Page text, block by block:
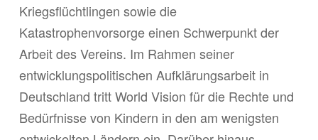
Kriegsflüchtlingen sowie die
Katastrophenvorsorge einen Schwerpunkt der
Arbeit des Vereins. Im Rahmen seiner
entwicklungspolitischen Aufklärungsarbeit in
Deutschland tritt World Vision für die Rechte und
Bedürfnisse von Kindern in den am wenigsten